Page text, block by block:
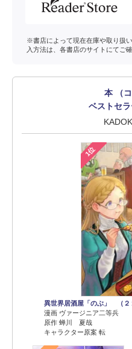
※書店によって現在在庫や取り扱
入方法は、各書店のサイトにてご
本 （コ
ベストセ
1位
異世界居酒屋「のぶ」 （２
漫画 ヴァージニア二等兵
原作 蝉川 夏哉
キャラクター原案 転